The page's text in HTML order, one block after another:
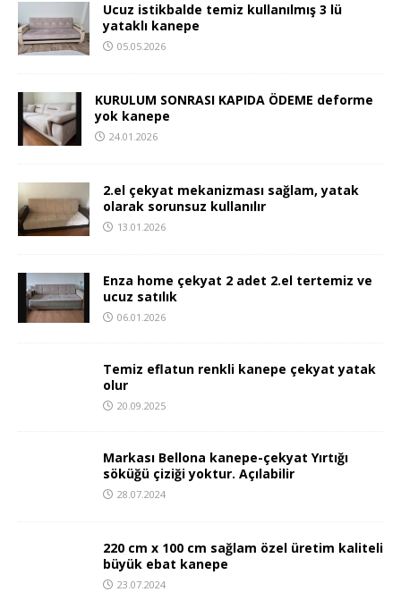
Ucuz istikbalde temiz kullanılmış 3 lü
yataklı kanepe
05.05.2026
KURULUM SONRASI KAPIDA ÖDEME deforme
yok kanepe
24.01.2026
2.el çekyat mekanizması sağlam, yatak
olarak sorunsuz kullanılır
13.01.2026
Enza home çekyat 2 adet 2.el tertemiz ve
ucuz satılık
06.01.2026
Temiz eflatun renkli kanepe çekyat yatak
olur
20.09.2025
Markası Bellona kanepe-çekyat Yırtığı
söküğü çiziği yoktur. Açılabilir
28.07.2024
220 cm x 100 cm sağlam özel üretim kaliteli
büyük ebat kanepe
23.07.2024